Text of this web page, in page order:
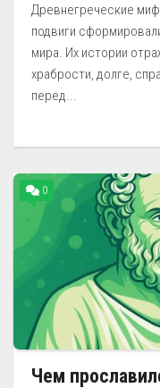
Древнегреческие
подвиги
мира. Их истории
храбрости, долге,
перед...
0
Чем